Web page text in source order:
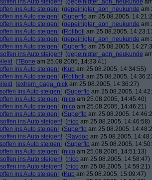
ins Auto steigen! (gepeinigter_aon_neukunde
ins Auto steigen! (gepeinigter_aon_neukunde am
ins Auto steigen! (Superflo am 25.08.2005,
ins Auto steigen! (gepeinigter_aon_neukunde am
ins Auto steigen! (Roliboli am 25.08.2005,
ins Auto steigen! (gepeinigter_aon_neukunde am
ins Auto steigen! (Superflo am 25.08.2005,
ins Auto steigen! (gepeinigter_aon_neukunde
(TBone am 25.08.2005, 14:33:41)
ins Auto steigen! (Kub am 25.08.2005, 14:34:55)
ins Auto steigen! (Roliboli am 25.08.2005,
(extrem_oaga_nick am 25.08.2005, 14:36:27)
ins Auto steigen! (Superflo am 25.08.2005,
ins Auto steigen! (nico am 25.08.2005, 14:45:40)
ins Auto steigen! (nico am 25.08.2005, 14:46:21)
ins Auto steigen! (Superflo am 25.08.2005,
ins Auto steigen! (nico am 25.08.2005, 14:46:58)
ins Auto steigen! (Superflo am 25.08.2005,
ins Auto steigen! (Raydoo am 25.08.2005,
ins Auto steigen! (Superflo am 25.08.2005,
ins Auto steigen! (nico am 25.08.2005, 14:51:13)
ins Auto steigen! (nico am 25.08.2005, 14:58:47)
ins Auto steigen! (nico am 25.08.2005, 14:59:21)
ins Auto steigen! (Kub am 25.08.2005, 15:09:47)